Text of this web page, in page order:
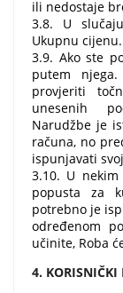
ili nedostaje
3.8. U
Ukupnu cijenu.
3.9. Ako ste
putem
provjeriti
unesenih
Narudžbe je
računa, no
ispunjavati
3.10. U
popusta za
potrebno je
određenom
učinite, Roba
4. KORISNIČKI